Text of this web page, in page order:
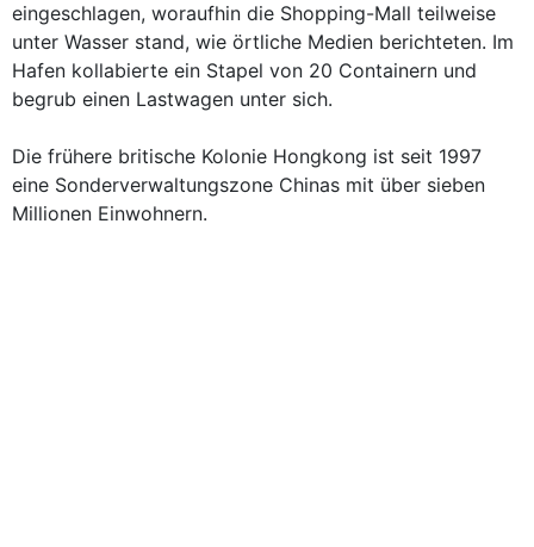
eingeschlagen, woraufhin die Shopping-Mall teilweise
unter Wasser stand, wie örtliche Medien berichteten. Im
Hafen kollabierte ein Stapel von 20 Containern und
begrub einen Lastwagen unter sich.
Die frühere britische Kolonie Hongkong ist seit 1997
eine Sonderverwaltungszone Chinas mit über sieben
Millionen Einwohnern.